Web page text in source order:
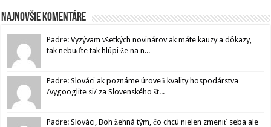
Najnovšie komentáre
Padre: Vyzývam všetkých novinárov ak máte kauzy a dôkazy,
tak nebuďte tak hlúpi že na n...
Padre: Slováci ak poznáme úroveň kvality hospodárstva
/vygooglite si/ za Slovenského št...
Padre: Slováci, Boh žehná tým, čo chcú nielen zmeniť seba ale